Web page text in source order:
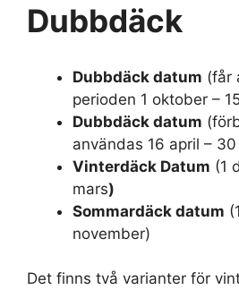
Dubbdäck
Dubbdäck datum (får
perioden 1 oktober –
Dubbdäck datum
användas 16 april –
Vinterdäck Datum (1
mars)
Sommardäck datum
november)
Det finns två varianter för